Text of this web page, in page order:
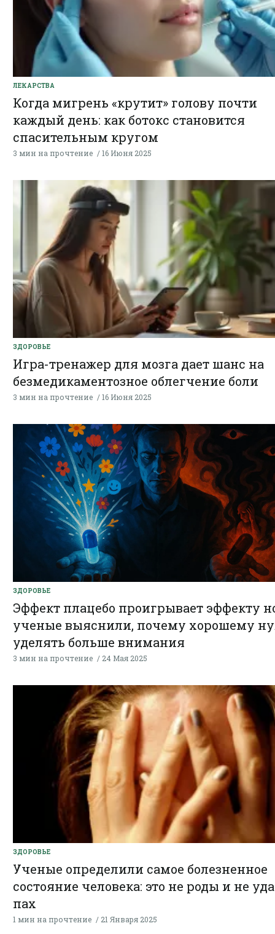
ЛЕКАРСТВА
Когда мигрень «крутит» голову почти
каждый день: как ботокс становится
спасительным кругом
3 мин на прочтение 16 Июня 2025
ЗДОРОВЬЕ
Игра-тренажер для мозга дает шанс на
безмедикаментозное облегчение боли
3 мин на прочтение 16 Июня 2025
ЗДОРОВЬЕ
Эффект плацебо проигрывает эффекту
ученые выяснили, почему хорошему
уделять больше внимания
3 мин на прочтение 24 Мая 2025
ЗДОРОВЬЕ
Ученые определили самое болезненное
состояние человека: это не роды и не
пах
1 мин на прочтение 21 Января 2025